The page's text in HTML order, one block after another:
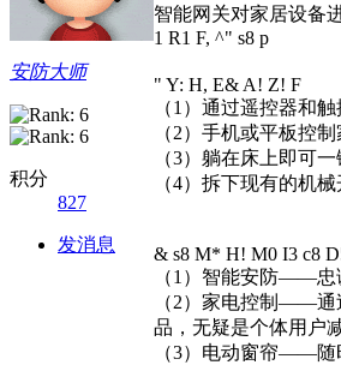
安防大师
积分
827
发消息
智能网关对家居设备
1 R1 F, ^" s8 p
" Y: H, E& A! Z! F
（1）通过遥控器和
（2）手机或平板控
（3）躺在床上即可
（4）拆下现有的机
& s8 M* H! M0 I3 c8
（1）智能安防——忠
（2）家电控制——通
品，无疑是个体用户
（3）电动窗帘——随